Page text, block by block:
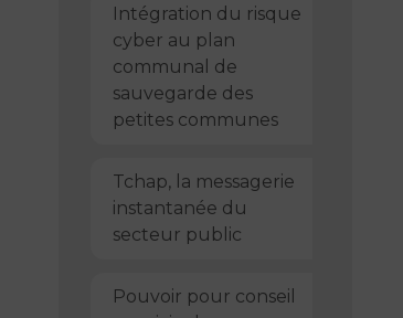
Intégration du risque
cyber au plan
communal de
sauvegarde des
petites communes
Tchap, la messagerie
instantanée du
secteur public
Pouvoir pour conseil